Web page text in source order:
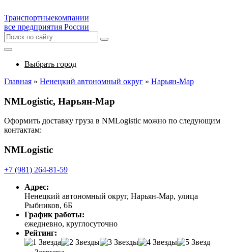
Транспортныекомпании
все предприятия России
Выбрать город
Главная » Ненецкий автономный округ » Нарьян-Мар
NMLogistic, Нарьян-Мар
Оформить доставку груза в NMLogistic можно по следующим
контактам:
NMLogistic
+7 (981) 264-81-59
Адрес:
Ненецкий автономный округ, Нарьян-Мар, улица
Рыбников, 6Б
График работы:
ежедневно, круглосуточно
Рейтинг: